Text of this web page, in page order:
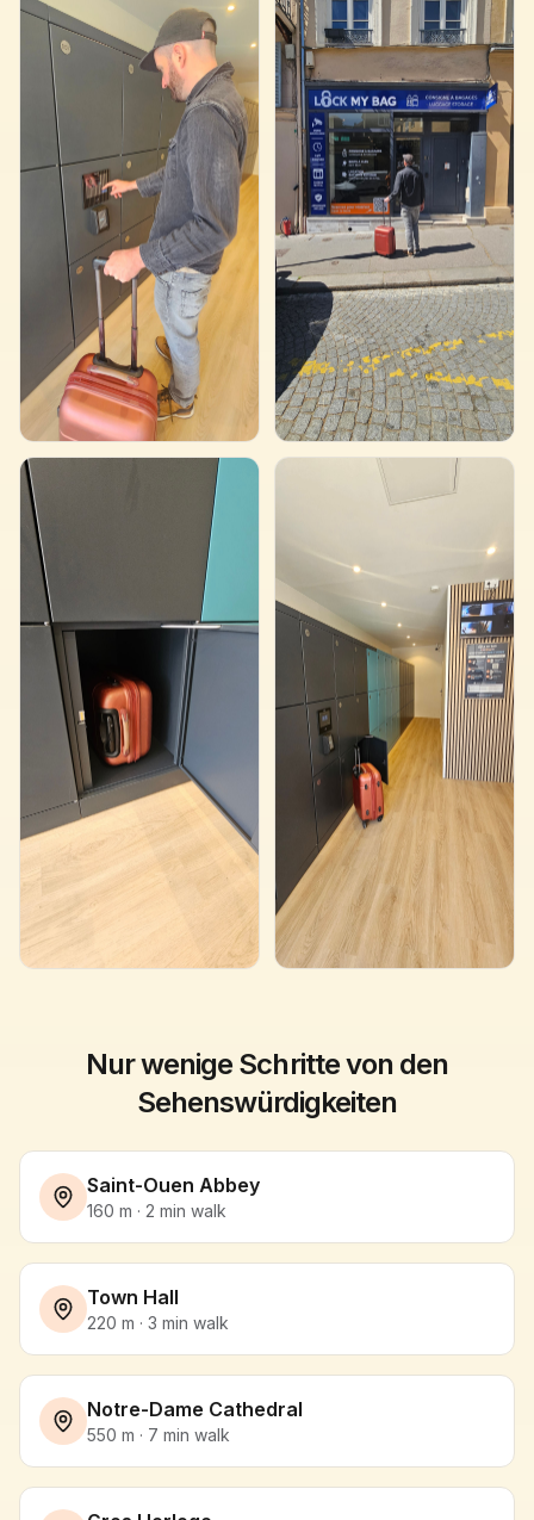
Nur wenige Schritte von den
Sehenswürdigkeiten
Saint-Ouen Abbey
160 m · 2 min walk
Town Hall
220 m · 3 min walk
Notre-Dame Cathedral
550 m · 7 min walk